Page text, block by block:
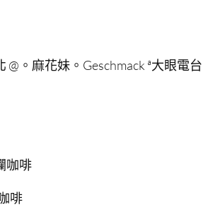
。麻花妹。Geschmack ª大眼電台
咖啡
啡